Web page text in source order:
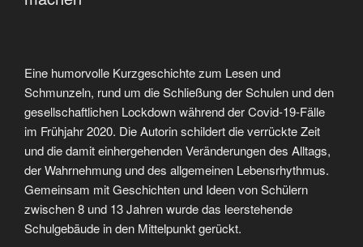
Eine humorvolle Kurzgeschichte zum Lesen und
Schmunzeln, rund um die Schließung der Schulen und den
gesellschaftlichen Lockdown während der Covid-19-Fälle
im Frühjahr 2020. Die Autorin schildert die verrückte Zeit
und die damit einhergehenden Veränderungen des Alltags,
der Wahrnehmung und des allgemeinen Lebensrhythmus.
Gemeinsam mit Geschichten und Ideen von Schülern
zwischen 8 und 13 Jahren wurde das leerstehende
Schulgebäude in den Mittelpunkt gerückt.